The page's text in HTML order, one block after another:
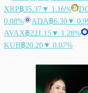
XRP฿35.37▼ 1.16%
0.08%
ADA฿6.30▼
AVAX฿221.15▼ 1.28%
KUB฿20.20▼ 0.07%